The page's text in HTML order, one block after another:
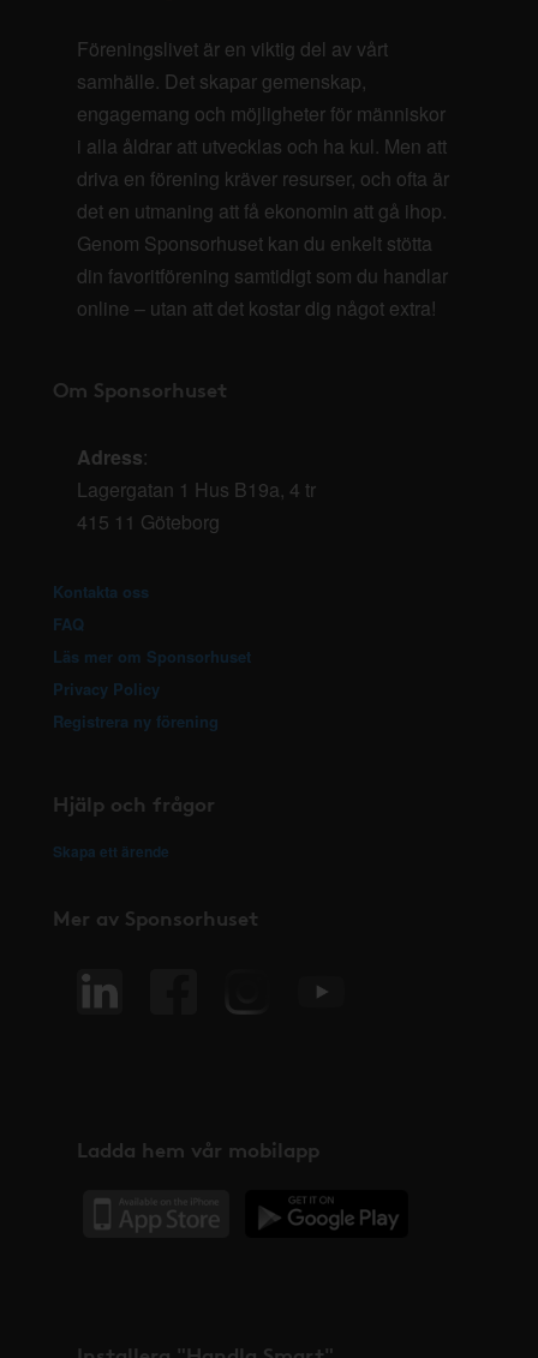
Föreningslivet är en viktig del av vårt
samhälle. Det skapar gemenskap,
engagemang och möjligheter för människor
i alla åldrar att utvecklas och ha kul. Men att
driva en förening kräver resurser, och ofta är
det en utmaning att få ekonomin att gå ihop.
Genom Sponsorhuset kan du enkelt stötta
din favoritförening samtidigt som du handlar
online – utan att det kostar dig något extra!
Om Sponsorhuset
Adress:
Lagergatan 1 Hus B19a, 4 tr
415 11 Göteborg
Kontakta oss
FAQ
Läs mer om Sponsorhuset
Privacy Policy
Registrera ny förening
Hjälp och frågor
Skapa ett ärende
Mer av Sponsorhuset
Ladda hem vår mobilapp